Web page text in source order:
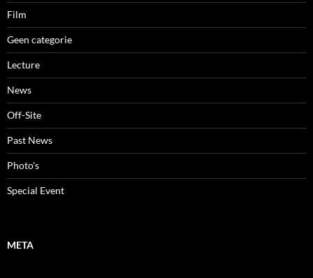
Film
Geen categorie
Lecture
News
Off-Site
Past News
Photo's
Special Event
META